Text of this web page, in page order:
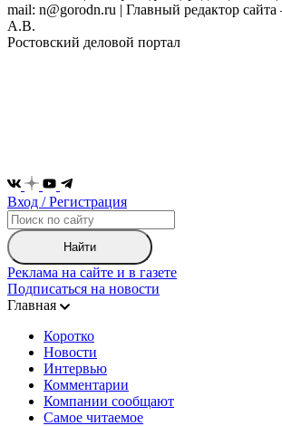
mail: n@gorodn.ru | Главный редактор
А.В.
Ростовский деловой портал
Вход / Регистрация
Найти
Реклама на сайте и в газете
Подписаться на новости
Главная
Коротко
Новости
Интервью
Комментарии
Компании сообщают
Самое читаемое